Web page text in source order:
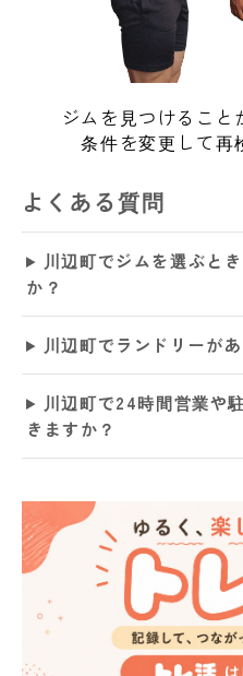
ジムを見つけること
条件を変更して再
よくある質問
川辺町でジムを選ぶと
か？
川辺町でランドリーが
川辺町で24時間営業や
きますか？